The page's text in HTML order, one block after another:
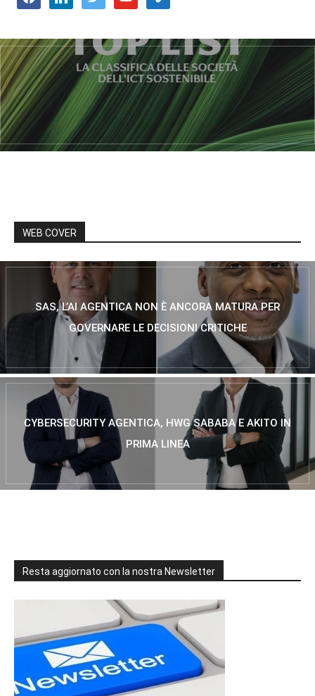
WEB COVER
SAS, L’AI AGENTICA NON È ANCORA MATURA PER
GOVERNARE LE DECISIONI CRITICHE
CYBERSECURITY AGENTICA, HWG SABABA E AKITO IN
PRIMA LINEA
Resta aggiornato con la nostra Newsletter